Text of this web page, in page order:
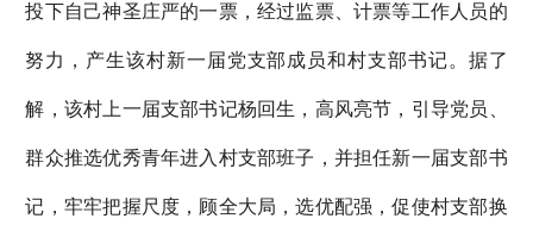
投下自己神圣庄严的一票，经过监票、计票等工作人员的
努力，产生该村新一届党支部成员和村支部书记。据了
解，该村上一届支部书记杨回生，高风亮节，引导党员、
群众推选优秀青年进入村支部班子，并担任新一届支部书
记，牢牢把握尺度，顾全大局，选优配强，促使村支部换